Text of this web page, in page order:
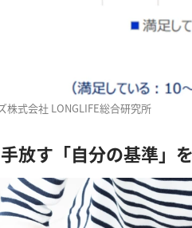
株式会社 LONGLIFE総合研究所
放す「自分の基準」